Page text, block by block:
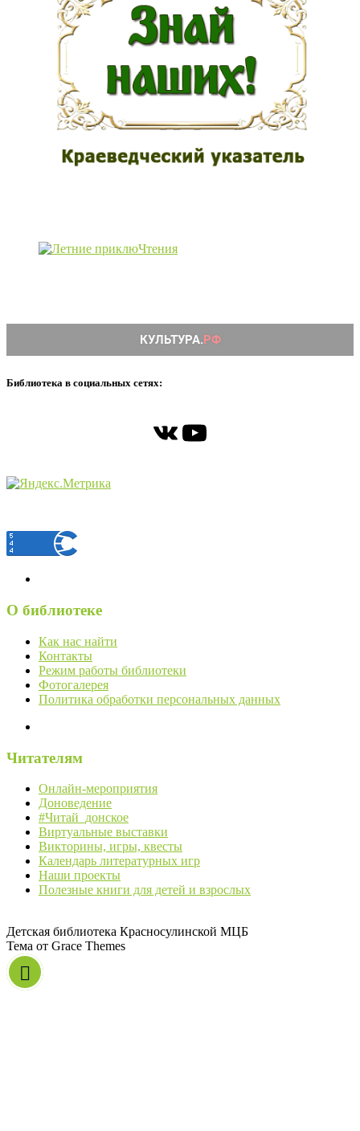
Библиотека в социальных сетях:
ВКонтакте
YouTube
О библиотеке
Как нас найти
Контакты
Режим работы библиотеки
Фотогалерея
Политика обработки персональных данных
Читателям
Онлайн-мероприятия
Доноведение
#Читай_донское
Виртуальные выставки
Викторины, игры, квесты
Календарь литературных игр
Наши проекты
Полезные книги для детей и взрослых
Детская библиотека Красносулинской МЦБ
Тема от Grace Themes